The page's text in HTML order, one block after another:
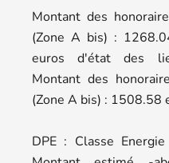
Montant des
(Zone A bis) :
euros d'état des
Montant des
(Zone A bis) : 1508.58
DPE : Classe